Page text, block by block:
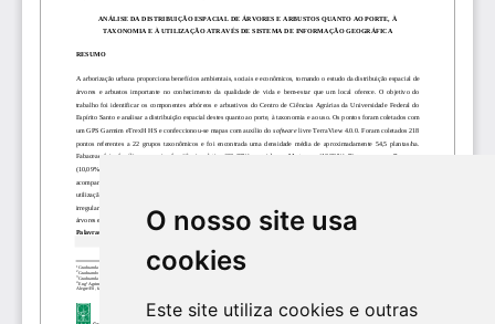
O nosso site usa
cookies
Este site utiliza cookies e outras